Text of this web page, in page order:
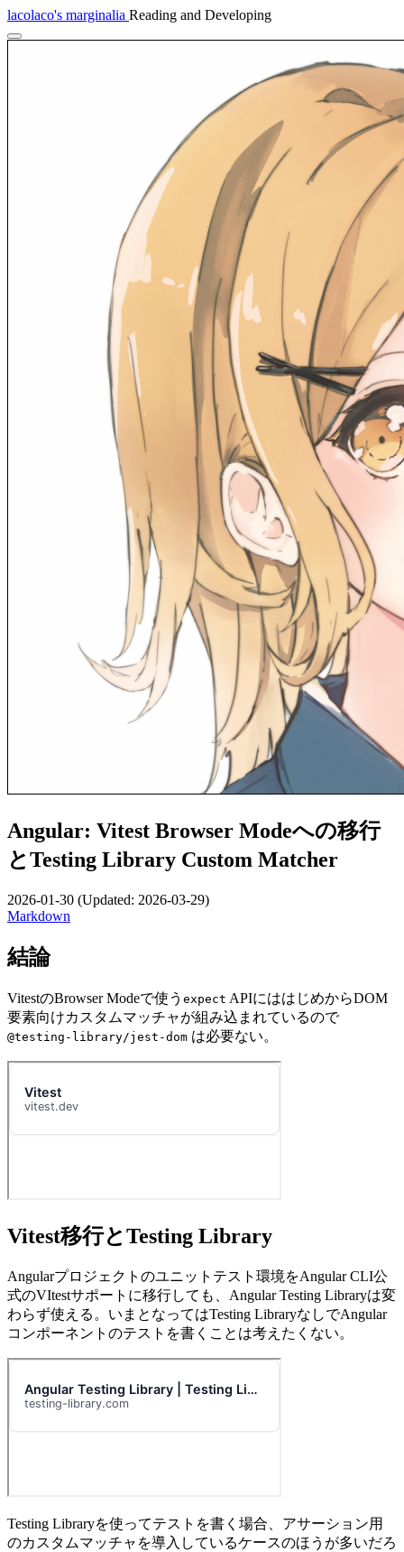
lacolaco's marginalia Reading and Developing
Angular: Vitest Browser Modeへの移行
とTesting Library Custom Matcher
2026-01-30 (Updated: 2026-03-29)
Markdown
結論
VitestのBrowser Modeで使う expect APIにははじめからDOM
要素向けカスタムマッチャが組み込まれているので
@testing-library/jest-dom は必要ない。
Vitest移行とTesting Library
Angularプロジェクトのユニットテスト環境をAngular CLI公
式のVItestサポートに移行しても、Angular Testing Libraryは変
わらず使える。いまとなってはTesting LibraryなしでAngular
コンポーネントのテストを書くことは考えたくない。
Testing Libraryを使ってテストを書く場合、アサーション用
のカスタムマッチャを導入しているケースのほうが多いだろ